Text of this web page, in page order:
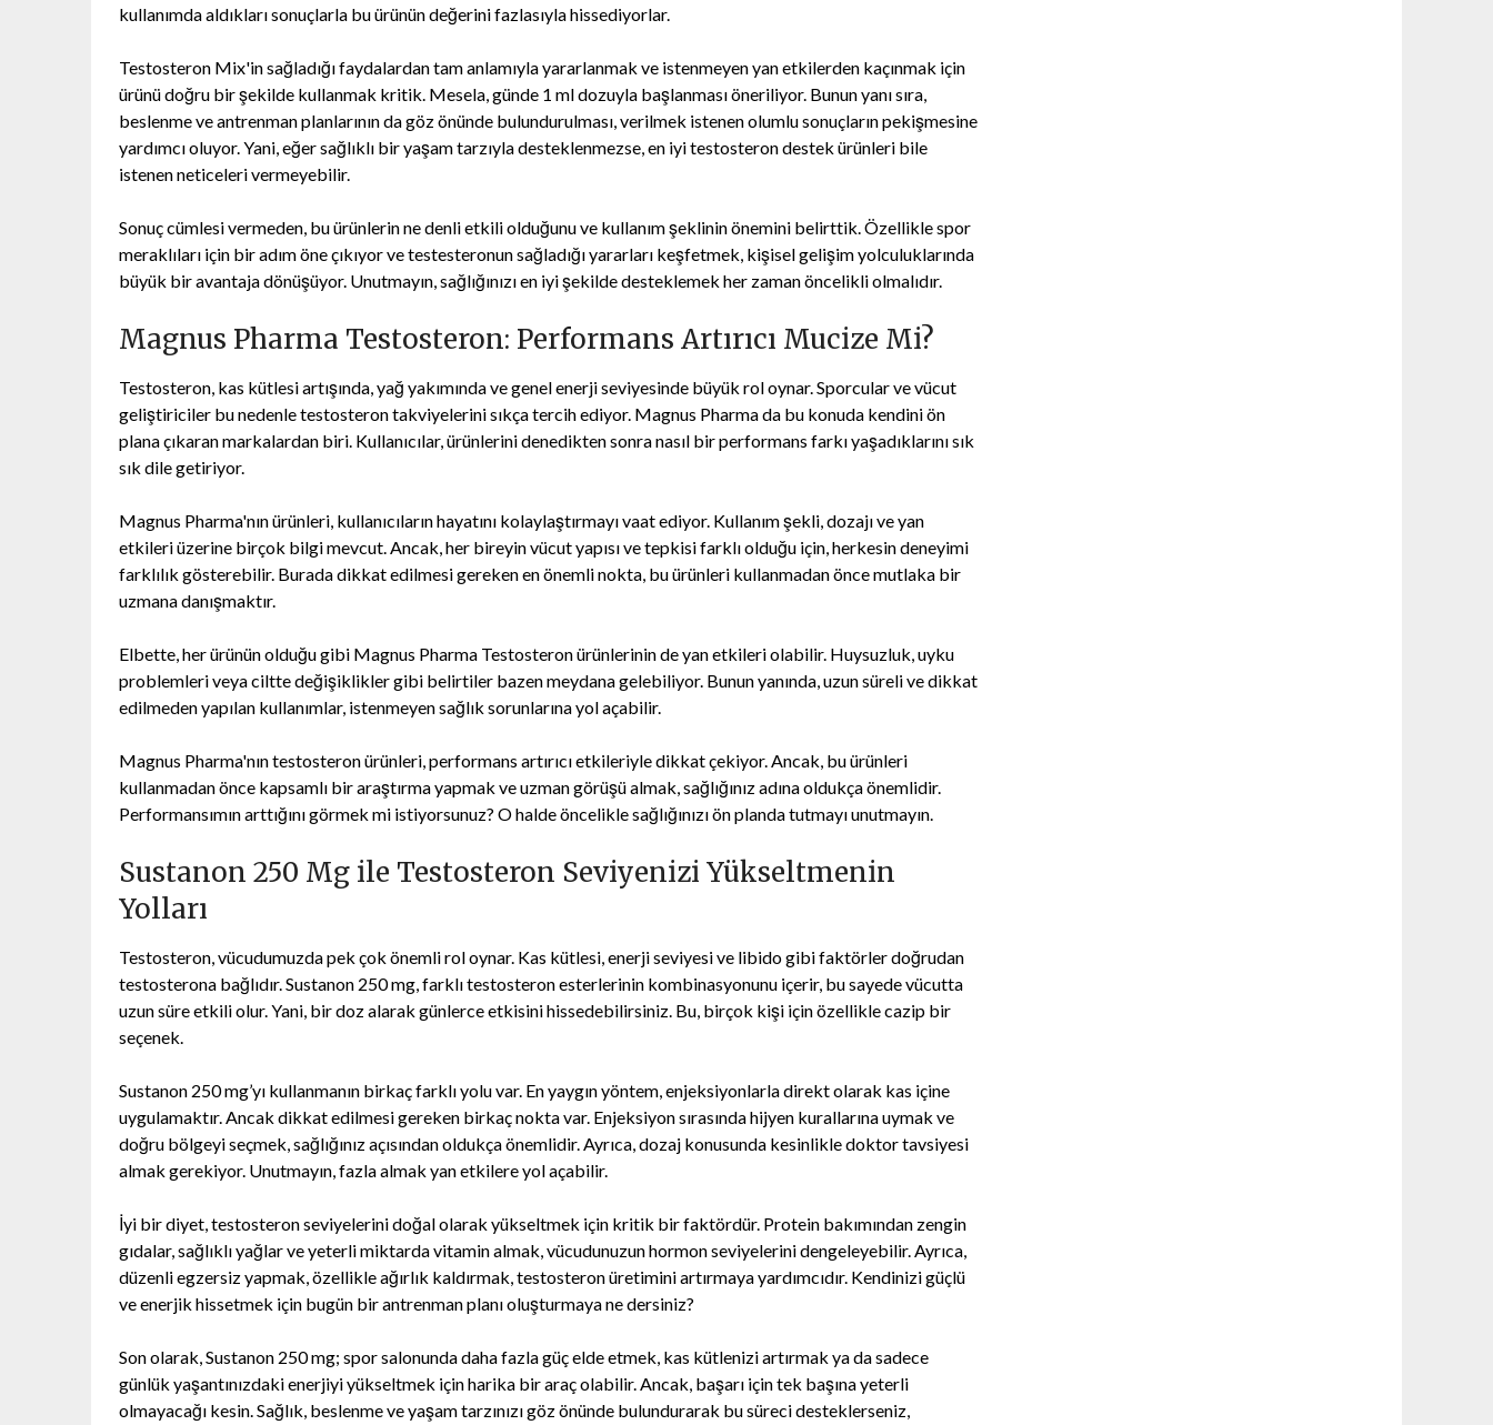
kullanımda aldıkları sonuçlarla bu ürünün değerini fazlasıyla hissediyorlar.
Testosteron Mix'in sağladığı faydalardan tam anlamıyla yararlanmak ve istenmeyen yan etkilerden kaçınmak için
ürünü doğru bir şekilde kullanmak kritik. Mesela, günde 1 ml dozuyla başlanması öneriliyor. Bunun yanı sıra,
beslenme ve antrenman planlarının da göz önünde bulundurulması, verilmek istenen olumlu sonuçların pekişmesine
yardımcı oluyor. Yani, eğer sağlıklı bir yaşam tarzıyla desteklenmezse, en iyi testosteron destek ürünleri bile
istenen neticeleri vermeyebilir.
Sonuç cümlesi vermeden, bu ürünlerin ne denli etkili olduğunu ve kullanım şeklinin önemini belirttik. Özellikle spor
meraklıları için bir adım öne çıkıyor ve testesteronun sağladığı yararları keşfetmek, kişisel gelişim yolculuklarında
büyük bir avantaja dönüşüyor. Unutmayın, sağlığınızı en iyi şekilde desteklemek her zaman öncelikli olmalıdır.
Magnus Pharma Testosteron: Performans Artırıcı Mucize Mi?
Testosteron, kas kütlesi artışında, yağ yakımında ve genel enerji seviyesinde büyük rol oynar. Sporcular ve vücut
geliştiriciler bu nedenle testosteron takviyelerini sıkça tercih ediyor. Magnus Pharma da bu konuda kendini ön
plana çıkaran markalardan biri. Kullanıcılar, ürünlerini denedikten sonra nasıl bir performans farkı yaşadıklarını sık
sık dile getiriyor.
Magnus Pharma'nın ürünleri, kullanıcıların hayatını kolaylaştırmayı vaat ediyor. Kullanım şekli, dozajı ve yan
etkileri üzerine birçok bilgi mevcut. Ancak, her bireyin vücut yapısı ve tepkisi farklı olduğu için, herkesin deneyimi
farklılık gösterebilir. Burada dikkat edilmesi gereken en önemli nokta, bu ürünleri kullanmadan önce mutlaka bir
uzmana danışmaktır.
Elbette, her ürünün olduğu gibi Magnus Pharma Testosteron ürünlerinin de yan etkileri olabilir. Huysuzluk, uyku
problemleri veya ciltte değişiklikler gibi belirtiler bazen meydana gelebiliyor. Bunun yanında, uzun süreli ve dikkat
edilmeden yapılan kullanımlar, istenmeyen sağlık sorunlarına yol açabilir.
Magnus Pharma'nın testosteron ürünleri, performans artırıcı etkileriyle dikkat çekiyor. Ancak, bu ürünleri
kullanmadan önce kapsamlı bir araştırma yapmak ve uzman görüşü almak, sağlığınız adına oldukça önemlidir.
Performansımın arttığını görmek mi istiyorsunuz? O halde öncelikle sağlığınızı ön planda tutmayı unutmayın.
Sustanon 250 Mg ile Testosteron Seviyenizi Yükseltmenin
Yolları
Testosteron, vücudumuzda pek çok önemli rol oynar. Kas kütlesi, enerji seviyesi ve libido gibi faktörler doğrudan
testosterona bağlıdır. Sustanon 250 mg, farklı testosteron esterlerinin kombinasyonunu içerir, bu sayede vücutta
uzun süre etkili olur. Yani, bir doz alarak günlerce etkisini hissedebilirsiniz. Bu, birçok kişi için özellikle cazip bir
seçenek.
Sustanon 250 mg’yı kullanmanın birkaç farklı yolu var. En yaygın yöntem, enjeksiyonlarla direkt olarak kas içine
uygulamaktır. Ancak dikkat edilmesi gereken birkaç nokta var. Enjeksiyon sırasında hijyen kurallarına uymak ve
doğru bölgeyi seçmek, sağlığınız açısından oldukça önemlidir. Ayrıca, dozaj konusunda kesinlikle doktor tavsiyesi
almak gerekiyor. Unutmayın, fazla almak yan etkilere yol açabilir.
İyi bir diyet, testosteron seviyelerini doğal olarak yükseltmek için kritik bir faktördür. Protein bakımından zengin
gıdalar, sağlıklı yağlar ve yeterli miktarda vitamin almak, vücudunuzun hormon seviyelerini dengeleyebilir. Ayrıca,
düzenli egzersiz yapmak, özellikle ağırlık kaldırmak, testosteron üretimini artırmaya yardımcıdır. Kendinizi güçlü
ve enerjik hissetmek için bugün bir antrenman planı oluşturmaya ne dersiniz?
Son olarak, Sustanon 250 mg; spor salonunda daha fazla güç elde etmek, kas kütlenizi artırmak ya da sadece
günlük yaşantınızdaki enerjiyi yükseltmek için harika bir araç olabilir. Ancak, başarı için tek başına yeterli
olmayacağı kesin. Sağlık, beslenme ve yaşam tarzınızı göz önünde bulundurarak bu süreci desteklerseniz,